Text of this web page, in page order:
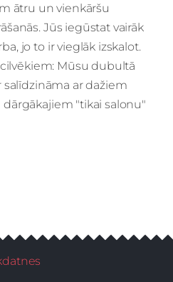
ātru un vienkāršu
Jūs iegūstat vairāk
jo to ir vieglāk izskalot.
Mūsu dubultā
ar dažiem
"tikai salonu"